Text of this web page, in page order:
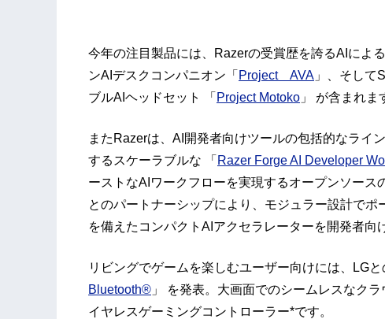
今年の注目製品には、Razerの受賞歴を誇るAIによ
ンAIデスクコンパニオン「 Project AVA 」、そして
ブルAIヘッドセット 「 Project Motoko 」 が含まれま
またRazerは、AI開発者向けツールの包括的なライ
するスケーラブルな 「 Razer Forge AI Developer
ーストなAIワークフローを実現するオープンソース
とのパートナーシップにより、モジュラー設計で
を備えたコンパクトAIアクセラレーターを開発者向
リビングでゲームを楽しむユーザー向けには、LG
Bluetooth® 」 を発表。大画面でのシームレスなク
イヤレスゲーミングコントローラー*です。